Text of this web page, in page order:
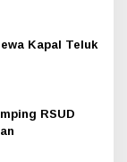
Kapal Teluk
RSUD